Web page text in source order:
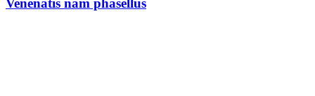
Venenatis nam phasellus